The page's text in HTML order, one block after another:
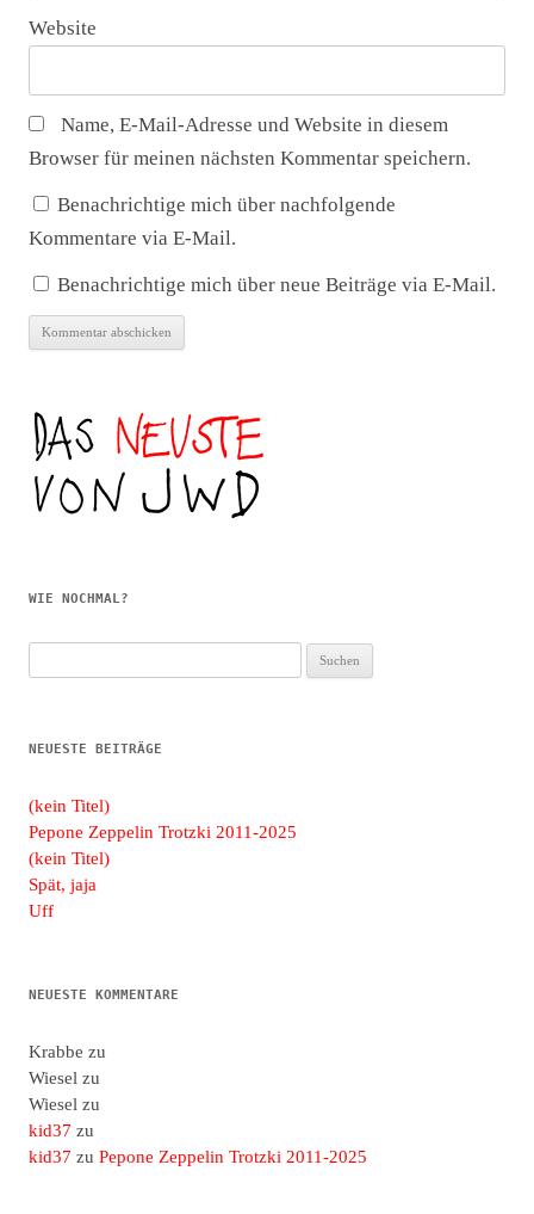
Website
Name, E-Mail-Adresse und Website in diesem
Browser für meinen nächsten Kommentar speichern.
Benachrichtige mich über nachfolgende
Kommentare via E-Mail.
Benachrichtige mich über neue Beiträge via E-Mail.
WIE NOCHMAL?
nach:
NEUESTE BEITRÄGE
(kein Titel)
Pepone Zeppelin Trotzki 2011-2025
(kein Titel)
Spät, jaja
Uff
NEUESTE KOMMENTARE
Krabbe zu
Wiesel zu
Wiesel zu
kid37 zu
kid37 zu Pepone Zeppelin Trotzki 2011-2025